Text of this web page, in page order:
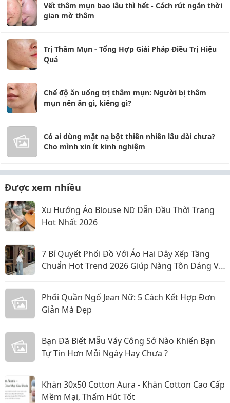
Vết thâm mụn bao lâu thì hết - Cách rút ngắn thời
gian mờ thâm
Trị Thâm Mụn - Tổng Hợp Giải Pháp Điều Trị Hiệu
Quả
Chế độ ăn uống trị thâm mụn: Người bị thâm
mụn nên ăn gì, kiêng gì?
Có ai dùng mặt nạ bột thiên nhiên lâu dài chưa?
Cho mình xin ít kinh nghiệm
Được xem nhiều
Xu Hướng Áo Blouse Nữ Dẫn Đầu Thời Trang
Hot Nhất 2026
7 Bí Quyết Phối Đồ Với Áo Hai Dây Xếp Tầng
Chuẩn Hot Trend 2026 Giúp Nàng Tôn Dáng Và
Phối Quần Ngố Jean Nữ: 5 Cách Kết Hợp Đơn
Giản Mà Đẹp
Bạn Đã Biết Mẫu Váy Công Sở Nào Khiến Bạn
Tự Tin Hơn Mỗi Ngày Hay Chưa ?
Khăn 30x50 Cotton Aura - Khăn Cotton Cao Cấp
Mềm Mại, Thấm Hút Tốt